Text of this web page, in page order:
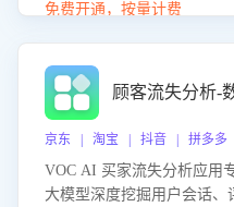
商品信息，进行多维度交叉
企业优化营销话术、突出
化率，避免陷入单纯价格竞
免费开通，按量计费
顾客流失分析-
京东 | 淘宝 | 抖音 | 拼多多
VOC AI 买家流失分析应用
大模型深度挖掘用户会话